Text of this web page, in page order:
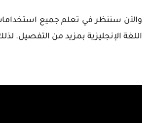
اللغة الإنجليزية بمزيد من التفصيل.